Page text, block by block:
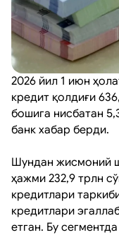
2026 йил 1 июн
кредит қолдиғи
бошига нисбатан
банк хабар берди.
Шундан жисмоний
ҳажми 232,9 трлн
кредитлари
кредитлари
етган. Бу